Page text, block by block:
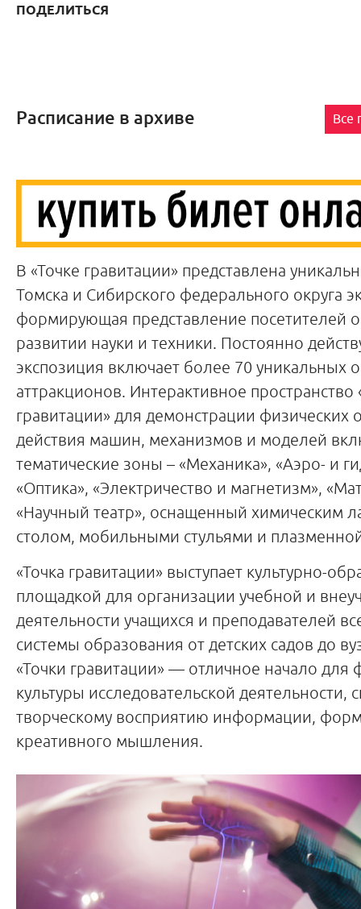
ПОДЕЛИТЬСЯ
Все
Расписание в архиве
В «Точке гравитации» представлена
Томска и Сибирского федерального округа
формирующая представление посетителей
развитии науки и техники. Постоянно
экспозиция включает более 70 уникальных
аттракционов. Интерактивное пространство
гравитации» для демонстрации физических
действия машин, механизмов и моделей
тематические зоны – «Механика», «Аэро- и
«Оптика», «Электричество и магнетизм»,
«Научный театр», оснащенный химическим
столом, мобильными стульями и
«Точка гравитации» выступает культурно-
площадкой для организации учебной и
деятельности учащихся и преподавателей
системы образования от детских садов до
«Точки гравитации» — отличное начало
культуры исследовательской деятельности,
творческому восприятию информации,
креативного мышления.